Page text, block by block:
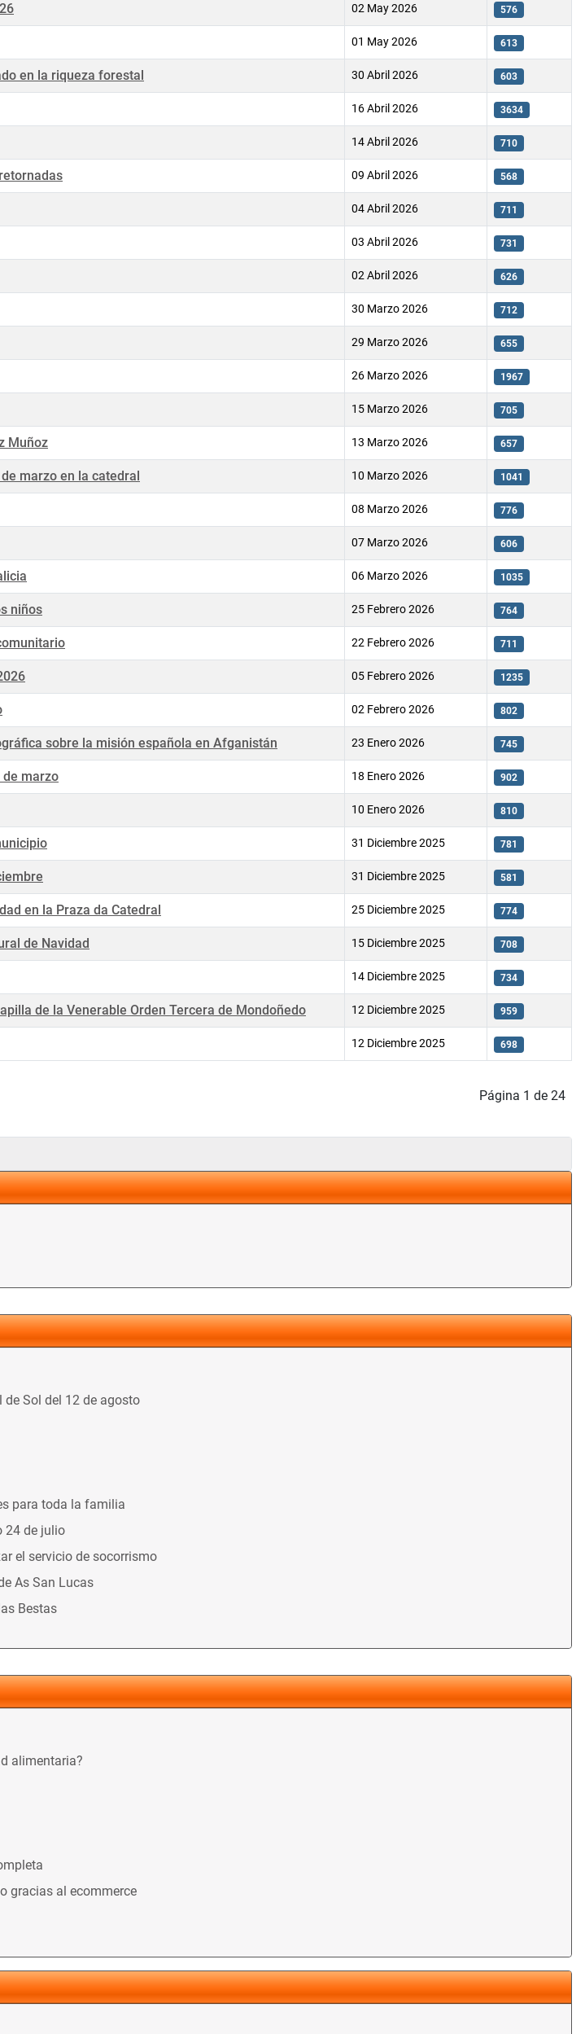
02 May 2026 576
01 May 2026 613
en la riqueza forestal 30 Abril 2026 603
16 Abril 2026 3634
14 Abril 2026 710
09 Abril 2026 568
04 Abril 2026 711
03 Abril 2026 731
02 Abril 2026 626
30 Marzo 2026 712
29 Marzo 2026 655
26 Marzo 2026 1967
15 Marzo 2026 705
Muñoz 13 Marzo 2026 657
marzo en la catedral 10 Marzo 2026 1041
08 Marzo 2026 776
07 Marzo 2026 606
06 Marzo 2026 1035
niños 25 Febrero 2026 764
22 Febrero 2026 711
05 Febrero 2026 1235
02 Febrero 2026 802
sobre la misión española en Afganistán 23 Enero 2026 745
de marzo 18 Enero 2026 902
10 Enero 2026 810
31 Diciembre 2025 781
31 Diciembre 2025 581
en la Praza da Catedral 25 Diciembre 2025 774
de Navidad 15 Diciembre 2025 708
14 Diciembre 2025 734
de la Venerable Orden Tercera de Mondoñedo 12 Diciembre 2025 959
12 Diciembre 2025 698
Página 1 de 24
Sol del 12 de agosto
para toda la familia
24 de julio
el servicio de socorrismo
As San Lucas
Bestas
alimentaria?
gracias al ecommerce